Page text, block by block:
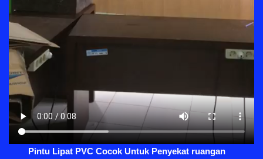
Pintu Lipat PVC Cocok Untuk Penyekat ruangan